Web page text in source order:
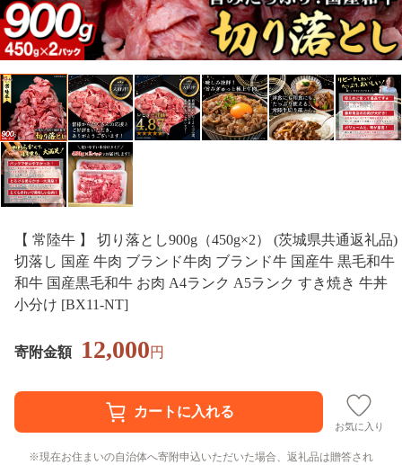
【 常陸牛 】 切り落とし900g（450g×2） (茨城県共通返礼品)
切落し 国産 牛肉 ブランド牛肉 ブランド牛 国産牛 黒毛和牛
和牛 国産黒毛和牛 お肉 A4ランク A5ランク すき焼き 牛丼
小分け [BX11-NT]
寄附金額 12,000円
お気に入り
現在お住まいの自治体へ寄附申込いただいた場合、返礼品は贈答され